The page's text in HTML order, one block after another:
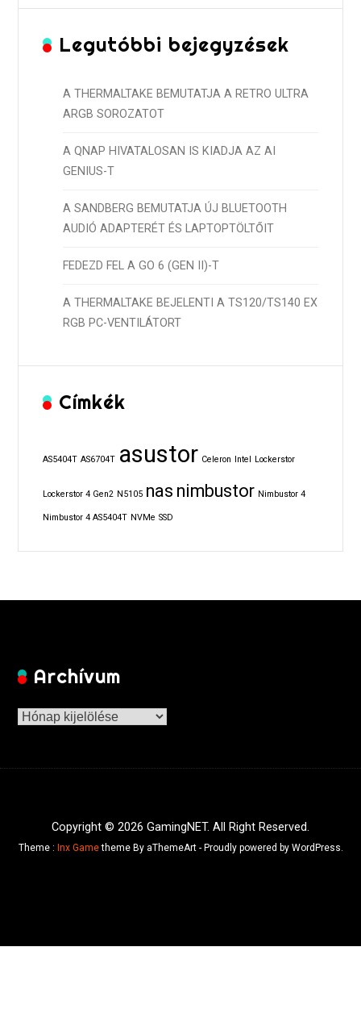
Legutóbbi bejegyzések
A THERMALTAKE BEMUTATJA A RETRO ULTRA
ARGB SOROZATOT
A QNAP HIVATALOSAN IS KIADJA AZ AI
GENIUS-T
A SANDBERG BEMUTATJA ÚJ BLUETOOTH
AUDIÓ ADAPTERÉT ÉS LAPTOPTÖLTŐIT
FEDEZD FEL A GO 6 (GEN II)-T
A THERMALTAKE BEJELENTI A TS120/TS140 EX
RGB PC-VENTILÁTORT
Címkék
AS5404T AS6704T asustor Celeron Intel Lockerstor
Lockerstor 4 Gen2 N5105 nas nimbustor Nimbustor 4
Nimbustor 4 AS5404T NVMe SSD
Archívum
Archívum
Copyright © 2026 GamingNET. All Right Reserved.
Theme : Inx Gametheme By aThemeArt - Proudly powered by WordPress.